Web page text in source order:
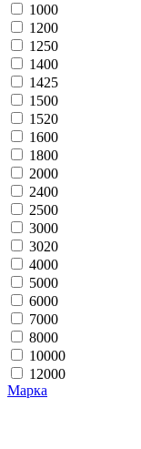
1000
1200
1250
1400
1425
1500
1520
1600
1800
2000
2400
2500
3000
3020
4000
5000
6000
7000
8000
10000
12000
Марка